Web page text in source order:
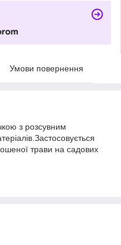
Умови повернення
з розсувним
трави на садових